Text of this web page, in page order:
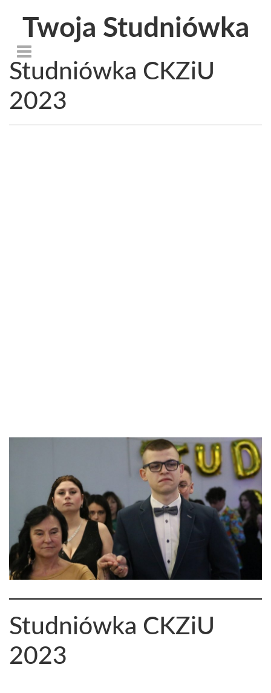
Twoja Studniówka
Studniówka CKZiU
2023
Studniówka CKZiU
2023